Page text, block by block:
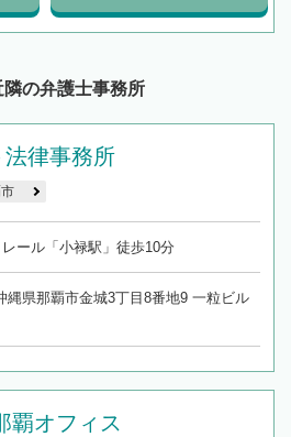
の弁護士事務所
律事務所
ール「小禄駅」徒歩10分
縄県那覇市金城3丁目8番地9 一粒ビル
覇オフィス